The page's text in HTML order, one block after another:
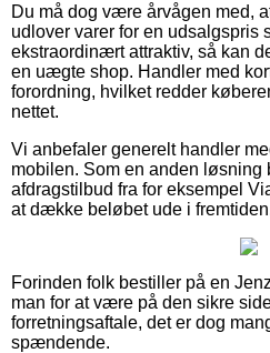
Du må dog være årvågen med,
udlover varer for en udsalgspris
ekstraordinært attraktiv, så kan
en uægte shop. Handler med
forordning, hvilket redder
nettet.
Vi anbefaler generelt handler
mobilen. Som en anden løsning
afdragstilbud fra for eksempel
at dække beløbet ude i
Forinden folk bestiller på en
man for at være på den sikre
forretningsaftale, det er dog
spændende.